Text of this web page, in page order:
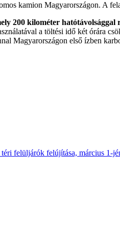
kamion Magyarországon. A
200 kilométer hatótávolsággal
a töltési idő két órára
Magyarországon első ízben
felüljárók felújítása, március 1-